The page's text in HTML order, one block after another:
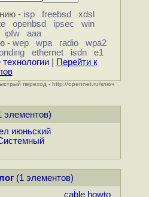
- isp freebsd
xdsl
openbsd ipsec
win
ipfw
aaa
- wep wpa radio
wpa2
ethernet isdn
e1
|
Перейти к
переход - http://opennet.ru/ключ
элементов)
июньский
(1 элементов)
cable howto